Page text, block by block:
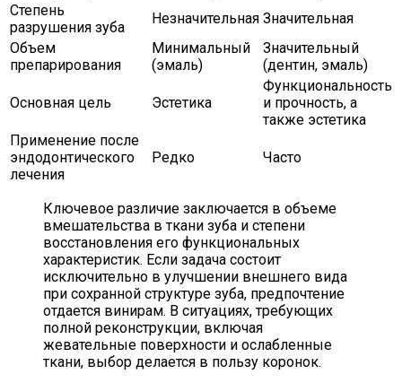
Степень
разрушения зуба
Незначительная Значительная
Объем
препарирования
Минимальный
(эмаль)
Значительный
(дентин, эмаль)
Основная цель Эстетика
Функциональность
и прочность, а
также эстетика
Применение после
эндодонтического
лечения
Редко Часто
Ключевое различие заключается в объеме
вмешательства в ткани зуба и степени
восстановления его функциональных
характеристик. Если задача состоит
исключительно в улучшении внешнего вида
при сохранной структуре зуба, предпочтение
отдается винирам. В ситуациях, требующих
полной реконструкции, включая
жевательные поверхности и ослабленные
ткани, выбор делается в пользу коронок.